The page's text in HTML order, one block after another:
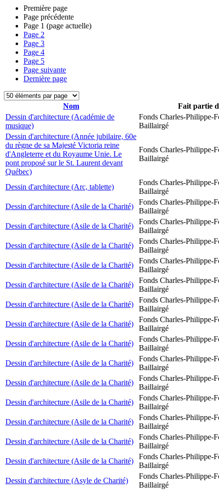
Première page
Page précédente
Page 1 (page actuelle)
Page 2
Page 3
Page 4
Page 5
Page suivante
Dernière page
Nom
Fait partie
Dessin d'architecture (Académie de
musique)
Fonds Charles-Philippe-
Baillairgé
Dessin d'architecture (Année jubilaire, 60e
du règne de sa Majesté Victoria reine
d'Angleterre et du Royaume Unie. Le
pont proposé sur le St. Laurent devant
Québec)
Fonds Charles-Philippe-
Baillairgé
Dessin d'architecture (Arc, tablette)
Fonds Charles-Philippe-
Baillairgé
Dessin d'architecture (Asile de la Charité)
Fonds Charles-Philippe-
Baillairgé
Dessin d'architecture (Asile de la Charité)
Fonds Charles-Philippe-
Baillairgé
Dessin d'architecture (Asile de la Charité)
Fonds Charles-Philippe-
Baillairgé
Dessin d'architecture (Asile de la Charité)
Fonds Charles-Philippe-
Baillairgé
Dessin d'architecture (Asile de la Charité)
Fonds Charles-Philippe-
Baillairgé
Dessin d'architecture (Asile de la Charité)
Fonds Charles-Philippe-
Baillairgé
Dessin d'architecture (Asile de la Charité)
Fonds Charles-Philippe-
Baillairgé
Dessin d'architecture (Asile de la Charité)
Fonds Charles-Philippe-
Baillairgé
Dessin d'architecture (Asile de la Charité)
Fonds Charles-Philippe-
Baillairgé
Dessin d'architecture (Asile de la Charité)
Fonds Charles-Philippe-
Baillairgé
Dessin d'architecture (Asile de la Charité)
Fonds Charles-Philippe-
Baillairgé
Dessin d'architecture (Asile de la Charité)
Fonds Charles-Philippe-
Baillairgé
Dessin d'architecture (Asile de la Charité)
Fonds Charles-Philippe-
Baillairgé
Dessin d'architecture (Asile de la Charité)
Fonds Charles-Philippe-
Baillairgé
Dessin d'architecture (Asyle de Charité)
Fonds Charles-Philippe-
Baillairgé